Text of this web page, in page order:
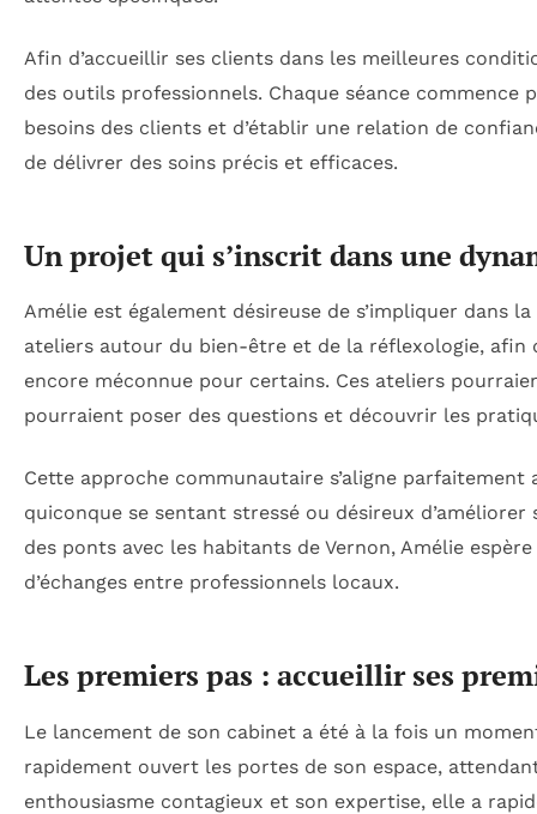
Afin d’accueillir ses clients dans les meilleures
des outils professionnels. Chaque séance commence
besoins des clients et d’établir une relation de
de délivrer des soins précis et efficaces.
Un projet qui s’inscrit dans une
Amélie est également désireuse de s’impliquer dans
ateliers autour du bien-être et de la réflexologie, afin
encore méconnue pour certains. Ces ateliers
pourraient poser des questions et découvrir les
Cette approche communautaire s’aligne parfaitement
quiconque se sentant stressé ou désireux
des ponts avec les habitants de Vernon, Amélie
d’échanges entre professionnels locaux.
Les premiers pas : accueillir ses
Le lancement de son cabinet a été à la fois un
rapidement ouvert les portes de son espace,
enthousiasme contagieux et son expertise, elle a